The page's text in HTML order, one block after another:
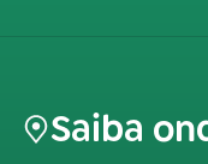
Saiba